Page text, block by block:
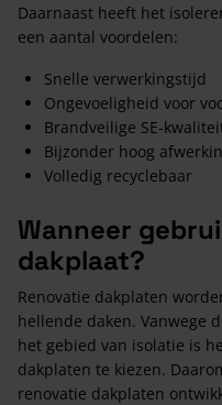
Daarnaast heeft het
een aantal voordelen:
Snelle verwerkingstijd
Ongevoeligheid voor
Brandveilige SE-
Bijzonder hoog
Volledig recyclebaar
Wanneer
dakplaat?
Renovatie dakplaten
hellende daken. Vanwege
het gebied van isolatie is
dakplaten te kiezen.
renovatie dakplaten